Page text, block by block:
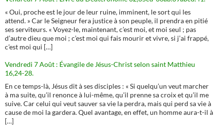
« Oui, proche est le jour de leur ruine, imminent, le sort qui les
attend. » Car le Seigneur fera justice à son peuple, il prendra en pitié
ses serviteurs. « Voyez-le, maintenant, c’est moi, et moi seul ; pas
d’autre dieu que moi ; c’est moi qui fais mourir et vivre, si j’ai frappé,
c’est moi qui […]
Vendredi 7 Août : Évangile de Jésus-Christ selon saint Matthieu
16,24-28.
En ce temps-là, Jésus dit à ses disciples : « Si quelqu’un veut marcher
à ma suite, qu’il renonce à lui-même, qu’il prenne sa croix et qu’il me
suive. Car celui qui veut sauver sa vie la perdra, mais qui perd sa vie à
cause de moi la gardera. Quel avantage, en effet, un homme aura-t-il à
[…]